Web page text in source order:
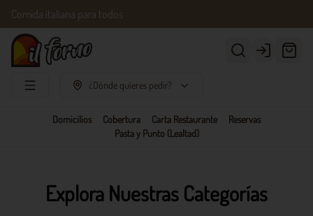
Comida italiana para todos
Login
¿Dónde quieres pedir?
Domicilios Cobertura Carta Restaurante
Reservas
Pasta y Punto (Lealtad)
Explora Nuestras Categorías